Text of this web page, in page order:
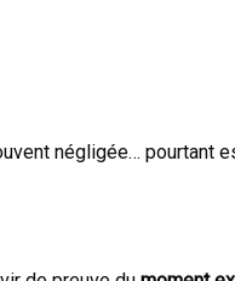
négligée… pourtant